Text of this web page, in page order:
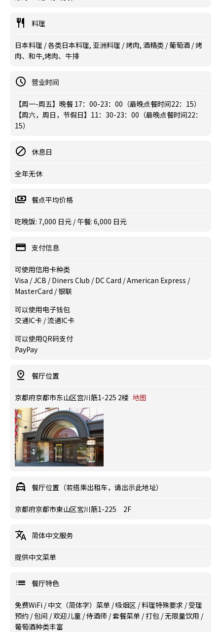
料理
日本料理 / 各类日本料理, 亚洲料理 / 烤肉, 酒精类 / 葡萄酒 / 烤
肉、和牛,烤肉、牛排
营业时间
【周一-周五】晚餐 17：00-23：00（最晚点餐时间22：15）
【周六，周日，节假日】11：30-23：00（最晚点餐时间22：
15）
休息日
全年无休
餐点平均价格
吃晚饭: 7,000 日元 / 午餐: 6,000 日元
支付信息
可使用信用卡种类
Visa / JCB / Diners Club / DC Card / American Express /
MasterCard / 银联
可以使用电子钱包
交通IC卡 / 流通IC卡
可以使用QR码支付
PayPay
餐厅位置
京都府京都市东山区宫川筋1-225 2楼 地图
餐厅位置（若搭乘出租车，请出示此地址）
京都府京都市東山区宮川筋1-225 2F
简体中文服务
提供中文菜单
餐厅特色
免费WiFi /中文（简体字）菜单 /吸烟区 /料理特殊要求 /受理
预约 /包间 /欢迎儿童 /侍酒师 /套餐菜单 /打包 /无限量饮用 /
葡萄酒种类丰富